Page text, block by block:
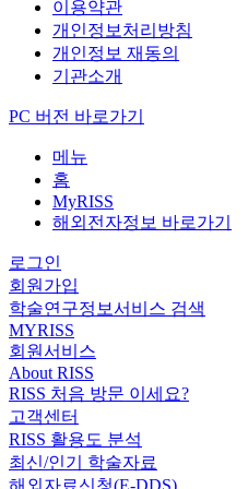
이용약관
개인정보처리방침
개인정보 재동의
기관소개
PC 버전 바로가기
메뉴
홈
MyRISS
해외전자정보 바로가기
로그인
회원가입
학술연구정보서비스 검색
MYRISS
회원서비스
About RISS
RISS 처음 방문 이세요?
고객센터
RISS 활용도 분석
최신/인기 학술자료
해외자료신청(E-DDS)